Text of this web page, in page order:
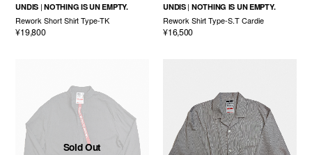
UNDIS NOTHING IS UN EMPTY.
Rework Short Shirt Type-TK
¥19,800
UNDIS NOTHING IS UN EMPTY.
Rework Shirt Type-S.T Cardie
¥16,500
Sold Out